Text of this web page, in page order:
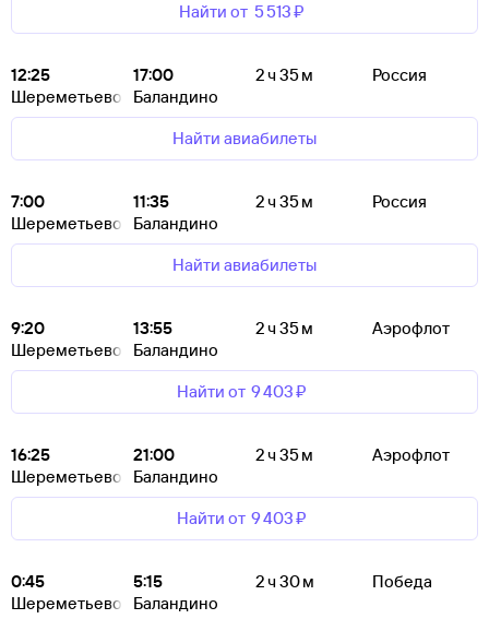
Найти от 5 ⁠513 ⁠₽
12:25
Шереметьево
17:00
Баландино
2 ч 35 м Россия
Найти авиабилеты
7:00
Шереметьево
11:35
Баландино
2 ч 35 м Россия
Найти авиабилеты
9:20
Шереметьево
13:55
Баландино
2 ч 35 м Аэрофлот
Найти от 9 ⁠403 ⁠₽
16:25
Шереметьево
21:00
Баландино
2 ч 35 м Аэрофлот
Найти от 9 ⁠403 ⁠₽
0:45
Шереметьево
5:15
Баландино
2 ч 30 м Победа